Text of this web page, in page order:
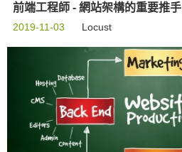
前端工程師 - 網站架構的重要推手
2019-11-03 Locust